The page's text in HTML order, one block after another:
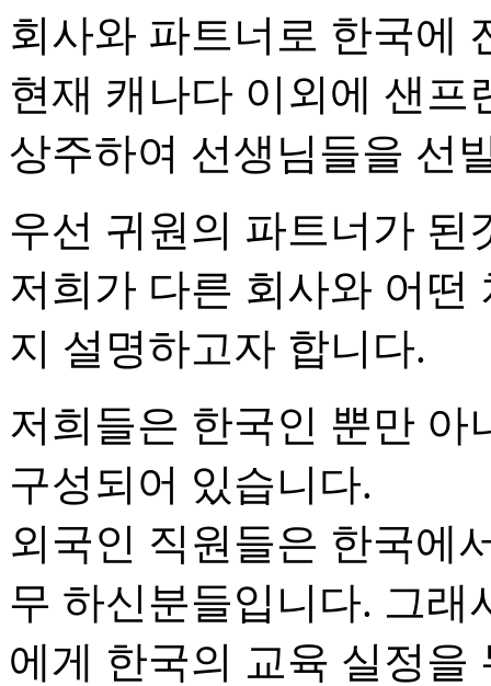
회사와 파트너로 한국에
현재 캐나다 이외에 샌
상주하여 선생님들을 선
우선 귀원의 파트너가 된
저희가 다른 회사와 어떤
지 설명하고자 합니다.
저희들은 한국인 뿐만 아
구성되어 있습니다.
외국인 직원들은 한국에
무 하신분들입니다. 그래
에게 한국의 교육 실정을